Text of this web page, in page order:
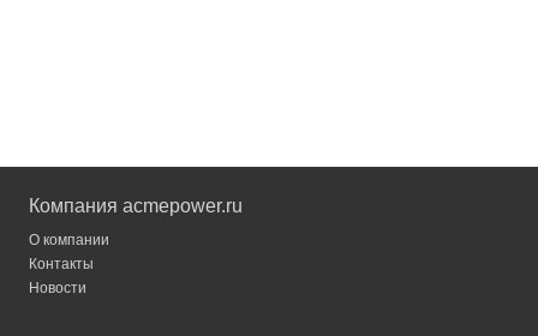
Компания acmepower.ru
О компании
Контакты
Новости